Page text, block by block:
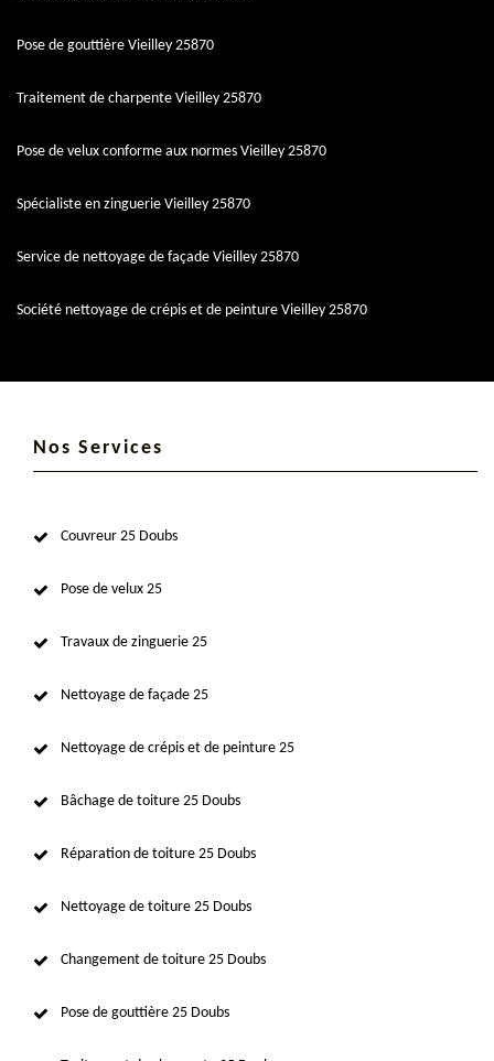
Pose de gouttière Vieilley 25870
Traitement de charpente Vieilley 25870
Pose de velux conforme aux normes Vieilley 25870
Spécialiste en zinguerie Vieilley 25870
Service de nettoyage de façade Vieilley 25870
Société nettoyage de crépis et de peinture Vieilley 25870
Nos Services
Couvreur 25 Doubs
Pose de velux 25
Travaux de zinguerie 25
Nettoyage de façade 25
Nettoyage de crépis et de peinture 25
Bâchage de toiture 25 Doubs
Réparation de toiture 25 Doubs
Nettoyage de toiture 25 Doubs
Changement de toiture 25 Doubs
Pose de gouttière 25 Doubs